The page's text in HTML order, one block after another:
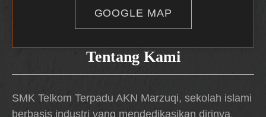
Tentang Kami
SMK Telkom Terpadu AKN Marzuqi, sekolah islami
berbasis industri yang mendedikasikan dirinya
GOOGLE MAP